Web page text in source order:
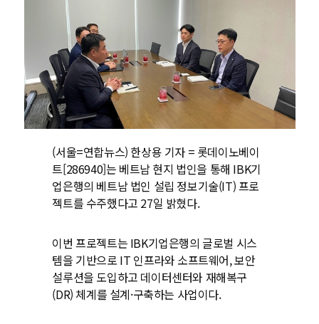
(서울=연합뉴스) 한상용 기자 = 롯데이노베이
트[286940]는 베트남 현지 법인을 통해 IBK기
업은행의 베트남 법인 설립 정보기술(IT) 프로
젝트를 수주했다고 27일 밝혔다.
이번 프로젝트는 IBK기업은행의 글로벌 시스
템을 기반으로 IT 인프라와 소프트웨어, 보안
설루션을 도입하고 데이터센터와 재해복구
(DR) 체계를 설계·구축하는 사업이다.